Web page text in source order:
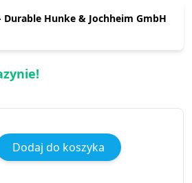
Durable Hunke & Jochheim GmbH
Dodaj do koszyka